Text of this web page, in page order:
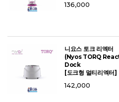
136,000
니요스 토크 리엑터
(Nyos TORQ
Dock
[도크형 멀티리엑터]
142,000